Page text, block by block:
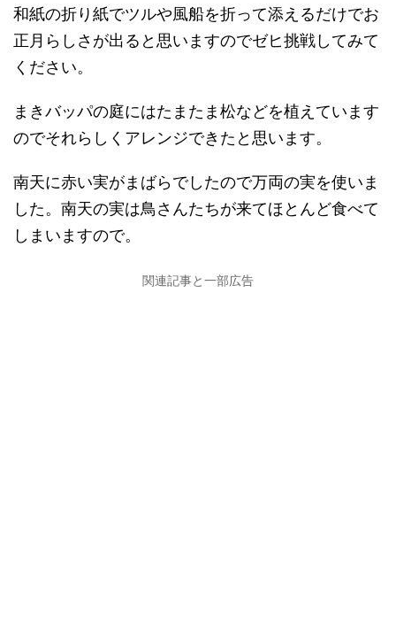
和紙の折り紙でツルや風船を折って添えるだけでお
正月らしさが出ると思いますのでゼヒ挑戦してみて
ください。
まきバッパの庭にはたまたま松などを植えています
のでそれらしくアレンジできたと思います。
南天に赤い実がまばらでしたので万両の実を使いま
した。南天の実は鳥さんたちが来てほとんど食べて
しまいますので。
関連記事と一部広告